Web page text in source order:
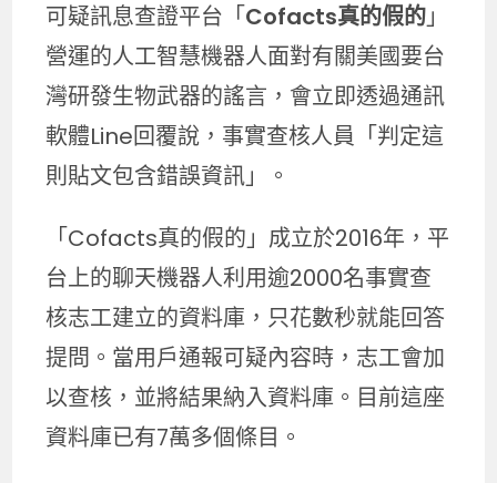
可疑訊息查證平台「Cofacts真的假的」
營運的人工智慧機器人面對有關美國要台
灣研發生物武器的謠言，會立即透過通訊
軟體Line回覆說，事實查核人員「判定這
則貼文包含錯誤資訊」。
「Cofacts真的假的」成立於2016年，平
台上的聊天機器人利用逾2000名事實查
核志工建立的資料庫，只花數秒就能回答
提問。當用戶通報可疑內容時，志工會加
以查核，並將結果納入資料庫。目前這座
資料庫已有7萬多個條目。